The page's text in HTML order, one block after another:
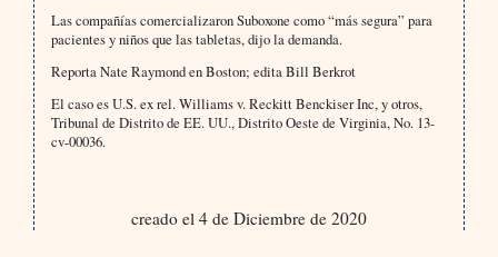
Las compañías comercializaron Suboxone como “más segura” para
pacientes y niños que las tabletas, dijo la demanda.
Reporta Nate Raymond en Boston; edita Bill Berkrot
El caso es U.S. ex rel. Williams v. Reckitt Benckiser Inc, y otros,
Tribunal de Distrito de EE. UU., Distrito Oeste de Virginia, No. 13-
cv-00036.
creado el 4 de Diciembre de 2020